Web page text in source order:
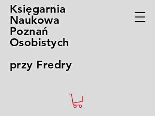
Księgarnia
Naukowa
Poznań
Osobistych
przy Fredry